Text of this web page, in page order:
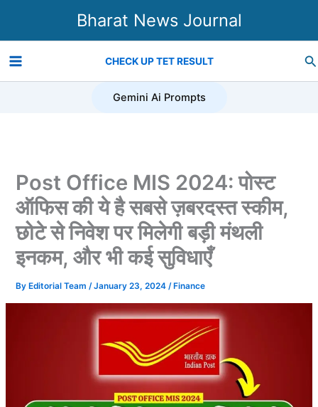
content
Bharat News Journal
CHECK UP TET RESULT
Gemini Ai Prompts
Post Office MIS 2024: पोस्ट
ऑफिस की ये है सबसे ज़बरदस्त स्कीम,
छोटे से निवेश पर मिलेगी बड़ी मंथली
इनकम, और भी कई सुविधाएँ
By Editorial Team/January 23, 2024/ Finance